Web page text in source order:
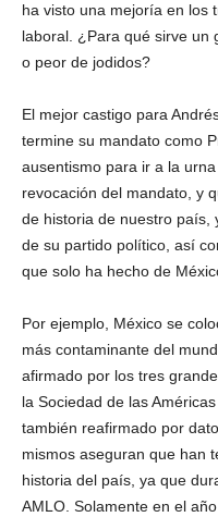
ha visto una mejoría en los
laboral. ¿Para qué sirve un
o peor de jodidos?
El mejor castigo para
termine su mandato como
ausentismo para ir a la
revocación del mandato, y
de historia de nuestro país,
de su partido político, así
que solo ha hecho de
Por ejemplo, México se
más contaminante del
afirmado por los tres
la Sociedad de las
también reafirmado por
mismos aseguran que han
historia del país, ya que
AMLO. Solamente en el